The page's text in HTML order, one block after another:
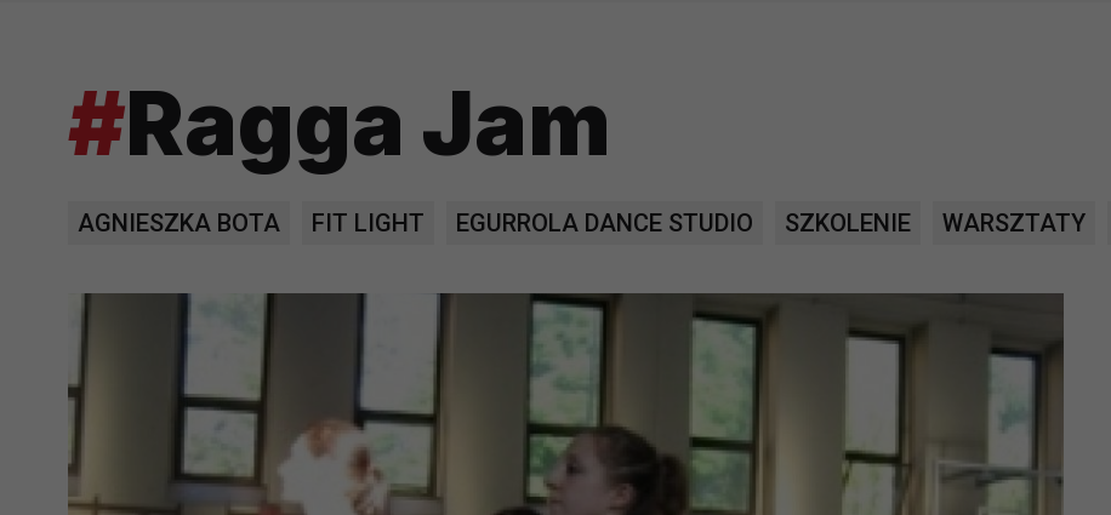
#Ragga Jam
AGNIESZKA BOTA FIT LIGHT EGURROLA DANCE STUDIO SZKOLENIE WARSZTATY